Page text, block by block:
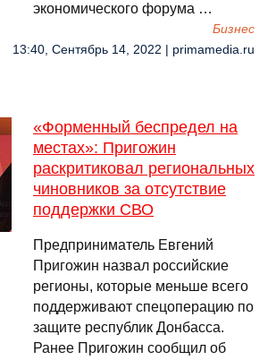
экономического форума …
Бизнес
13:40, Сентябрь 14, 2022 | primamedia.ru
«Форменный беспредел на
местах»: Пригожин
раскритиковал региональных
чиновников за отсутствие
поддержки СВО
Предприниматель Евгений
Пригожин назвал российские
регионы, которые меньше всего
поддерживают спецоперацию по
защите республик Донбасса.
Ранее Пригожин сообщил об